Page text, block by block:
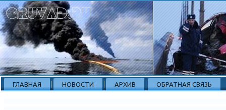
ГЛАВНАЯ НОВОСТИ АРХИВ ОБРАТНАЯ СВЯЗЬ